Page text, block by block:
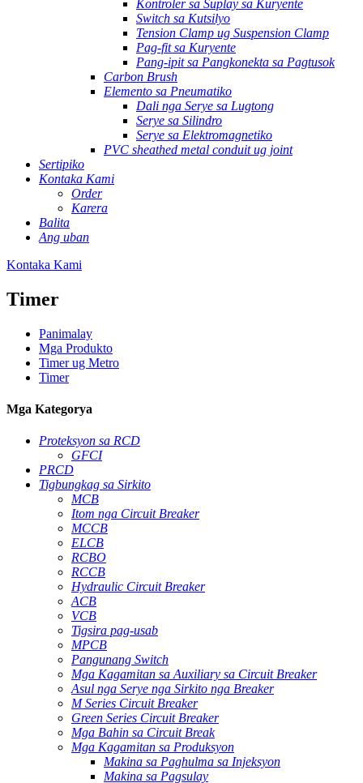
Kontroler sa Suplay sa Kuryente
Switch sa Kutsilyo
Tension Clamp ug Suspension Clamp
Pag-fit sa Kuryente
Pang-ipit sa Pangkonekta sa Pagtusok
Carbon Brush
Elemento sa Pneumatiko
Dali nga Serye sa Lugtong
Serye sa Silindro
Serye sa Elektromagnetiko
PVC sheathed metal conduit ug joint
Sertipiko
Kontaka Kami
Order
Karera
Balita
Ang uban
Kontaka Kami
Timer
Panimalay
Mga Produkto
Timer ug Metro
Timer
Mga Kategorya
Proteksyon sa RCD
GFCI
PRCD
Tigbungkag sa Sirkito
MCB
Itom nga Circuit Breaker
MCCB
ELCB
RCBO
RCCB
Hydraulic Circuit Breaker
ACB
VCB
Tigsira pag-usab
MPCB
Pangunang Switch
Mga Kagamitan sa Auxiliary sa Circuit Breaker
Asul nga Serye nga Sirkito nga Breaker
M Series Circuit Breaker
Green Series Circuit Breaker
Mga Bahin sa Circuit Break
Mga Kagamitan sa Produksyon
Makina sa Paghulma sa Injeksyon
Makina sa Pagsulay